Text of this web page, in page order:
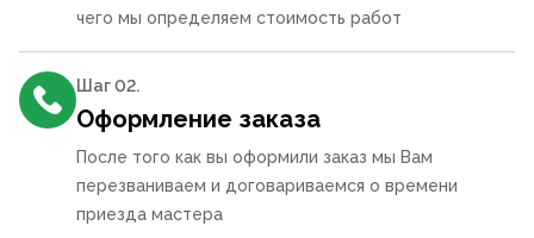
чего мы определяем стоимость работ
Шаг 02.
Оформление заказа
После того как вы оформили заказ мы Вам
перезваниваем и договариваемся о времени
приезда мастера